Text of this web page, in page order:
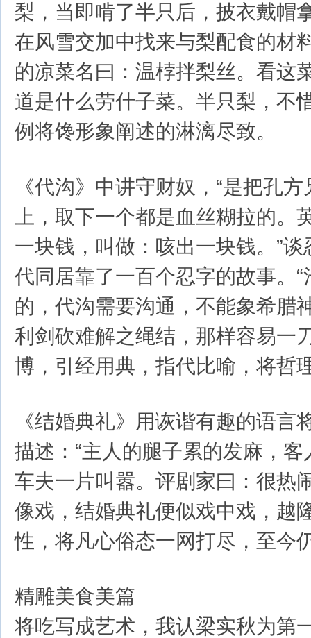
梨，当即啃了半只后，披衣戴帽
在风雪交加中找来与梨配食的材
的凉菜名曰：温桲拌梨丝。看这
道是什么劳什子菜。半只梨，不
例将馋形象阐述的淋漓尽致。
《代沟》中讲守财奴，“是把孔
上，取下一个都是血丝糊拉的。
一块钱，叫做：咳出一块钱。”
代同居靠了一百个忍字的故事。
的，代沟需要沟通，不能象希腊
利剑砍难解之绳结，那样容易一
博，引经用典，指代比喻，将哲
《结婚典礼》用诙谐有趣的语言
描述：“主人的腿子累的发麻，
车夫一片叫嚣。评剧家曰：很热
像戏，结婚典礼便似戏中戏，越
性，将凡心俗态一网打尽，至今
精雕美食美篇
将吃写成艺术，我认梁实秋为第